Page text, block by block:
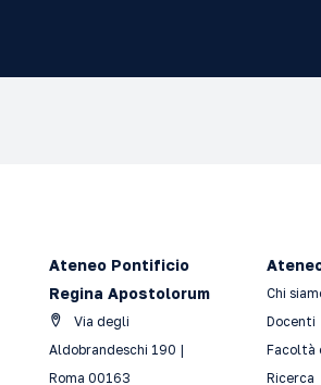
Ateneo Pontificio
Regina Apostolorum
Via degli
Aldobrandeschi 190 |
Roma 00163
Chi
Docenti
Facoltà
Ricerca